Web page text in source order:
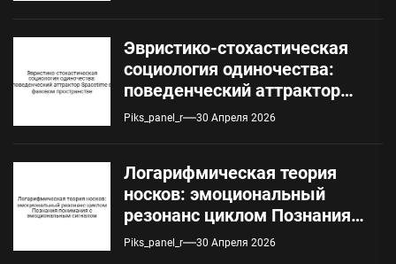
Эвристико-стохастическая
социология одиночества:
поведенческий аттрактор
Spacetime в фазовом
Piks_panel_r 30 Апреля 2026
Логарифмическая теория
носков: эмоциональный
резонанс циклом Познания
понимания с
Piks_panel_r 30 Апреля 2026